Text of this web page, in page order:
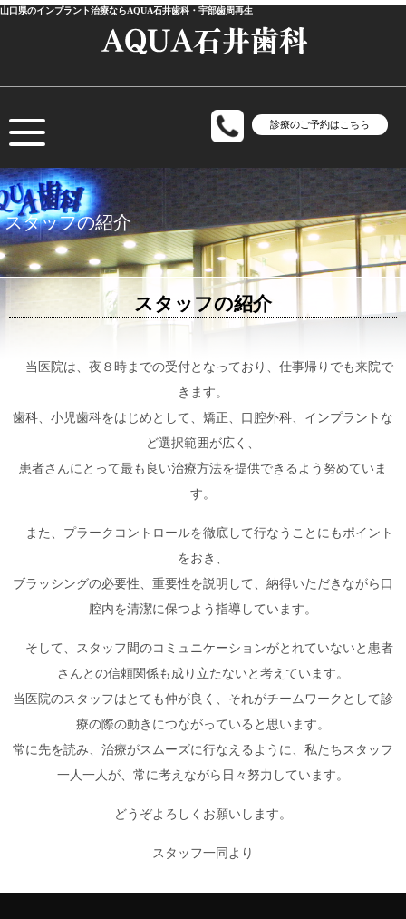
山口県のインプラント治療ならAQUA石井歯科・宇部歯周再生
診療のご予約はこちら
スタッフの紹介
スタッフの紹介
当医院は、夜８時までの受付となっており、仕事帰りでも来院で
きます。
歯科、小児歯科をはじめとして、矯正、口腔外科、インプラントな
ど選択範囲が広く、
患者さんにとって最も良い治療方法を提供できるよう努めていま
す。
また、プラークコントロールを徹底して行なうことにもポイント
をおき、
ブラッシングの必要性、重要性を説明して、納得いただきながら口
腔内を清潔に保つよう指導しています。
そして、スタッフ間のコミュニケーションがとれていないと患者
さんとの信頼関係も成り立たないと考えています。
当医院のスタッフはとても仲が良く、それがチームワークとして診
療の際の動きにつながっていると思います。
常に先を読み、治療がスムーズに行なえるように、私たちスタッフ
一人一人が、常に考えながら日々努力しています。
どうぞよろしくお願いします。
スタッフ一同より